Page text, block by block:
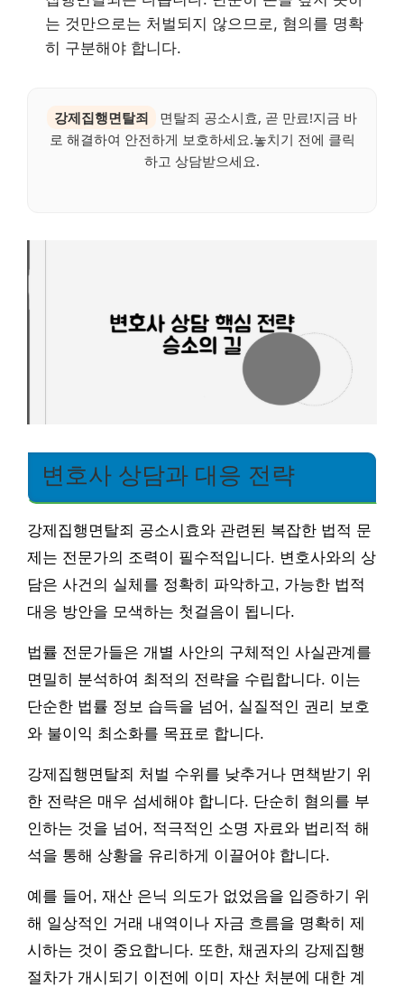
는 것만으로는 처벌되지 않으므로, 혐의를 명확
히 구분해야 합니다.
강제집행면탈죄
면탈죄 공소시효, 곧 만료!지금 바
로 해결하여 안전하게 보호하세요.놓치기 전에 클릭
하고 상담받으세요.
변호사 상담과 대응 전략
강제집행면탈죄 공소시효와 관련된 복잡한 법적 문
제는 전문가의 조력이 필수적입니다. 변호사와의 상
담은 사건의 실체를 정확히 파악하고, 가능한 법적
대응 방안을 모색하는 첫걸음이 됩니다.
법률 전문가들은 개별 사안의 구체적인 사실관계를
면밀히 분석하여 최적의 전략을 수립합니다. 이는
단순한 법률 정보 습득을 넘어, 실질적인 권리 보호
와 불이익 최소화를 목표로 합니다.
강제집행면탈죄 처벌 수위를 낮추거나 면책받기 위
한 전략은 매우 섬세해야 합니다. 단순히 혐의를 부
인하는 것을 넘어, 적극적인 소명 자료와 법리적 해
석을 통해 상황을 유리하게 이끌어야 합니다.
예를 들어, 재산 은닉 의도가 없었음을 입증하기 위
해 일상적인 거래 내역이나 자금 흐름을 명확히 제
시하는 것이 중요합니다. 또한, 채권자의 강제집행
절차가 개시되기 이전에 이미 자산 처분에 대한 계